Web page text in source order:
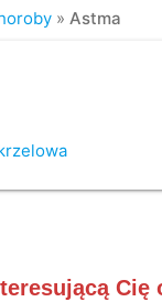
»Astma
Cię